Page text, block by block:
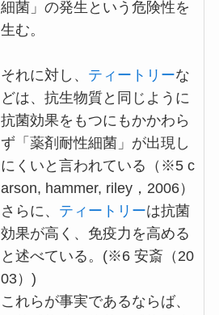
細菌」の発生という危険性を
生む。
それに対し、 ティートリーな
どは、抗生物質と同じように
抗菌効果をもつにもかかわら
ず「薬剤耐性細菌」が出現し
にくいと言われている（※5 c
arson, hammer, riley，2006）
さらに、 ティートリーは抗菌
効果が高く、免疫力を高める
と述べている。(※6 安斎（20
03）)
これらが事実であるならば、